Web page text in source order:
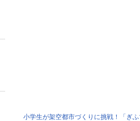
小学生が架空都市づくりに挑戦！「ぎ